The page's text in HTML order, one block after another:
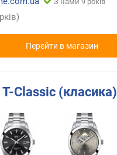
Перейти в магазин
T-Classic (класика)